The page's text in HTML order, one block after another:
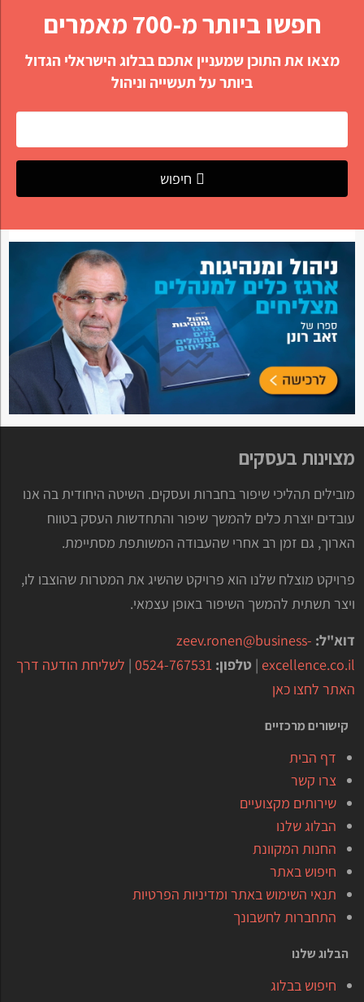
חפשו ביותר מ-700 מאמרים
מצאו את התוכן שמעניין אתכם בבלוג הישראלי הגדול
ביותר על תעשייה וניהול
חיפוש
מצוינות בעסקים
מובילים תהליכי שיפור בחברות ועסקים. השיטה היחודית בה אנו
עובדים יוצרת כלים להמשך שיפור והתחדשות העסק בטווח
הארוך, גם זמן רב אחרי שהעבודה המשותפת מסתיימת.
פרויקט מוצלח שלנו הוא פרויקט שהשיג את המטרות שהוצבו לו,
ויצר תשתית להמשך השיפור באופן עצמאי.
דוא"ל: zeev.ronen@business-
excellence.co.il
| טלפון: 0524-767531
| לשליחת הודעה דרך
האתר לחצו כאן
קישורים מרכזיים
דף הבית
צרו קשר
שירותים מקצועיים
הבלוג שלנו
החנות המקוונת
חיפוש באתר
תנאי השימוש באתר ומדיניות הפרטיות
התחברות לחשבונך
הבלוג שלנו
חיפוש בבלוג